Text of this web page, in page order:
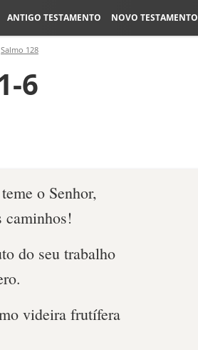
ANTIGO TESTAMENTO NOVO TESTAMENTO
Salmo 128
6
o Senhor,
caminhos!
do seu trabalho
videira frutífera